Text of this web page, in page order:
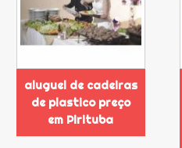
aluguel de cadeiras
de plastico preço
em Pirituba